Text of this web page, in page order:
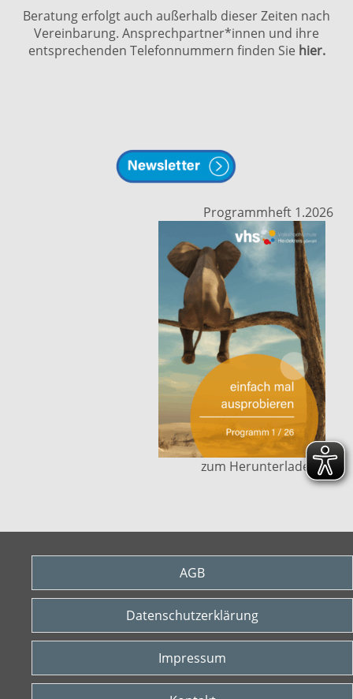
Beratung erfolgt auch außerhalb dieser Zeiten nach
Vereinbarung. Ansprechpartner*innen und ihre
entsprechenden Telefonnummern finden Sie hier.
Programmheft 1.2026
zum Herunterladen ....
AGB
Datenschutzerklärung
Impressum